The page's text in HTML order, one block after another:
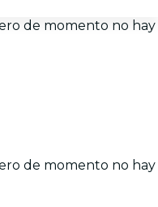
de momento no hay
de momento no hay